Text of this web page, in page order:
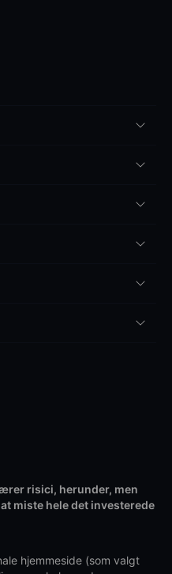
risici, herunder, men
miste hele det investerede
hjemmeside (som valgt